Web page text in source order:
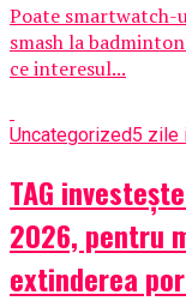
Poate smartwatch-
smash la
ce interesul...
Uncategorized5 zile
TAG
2026, pentru
extinderea